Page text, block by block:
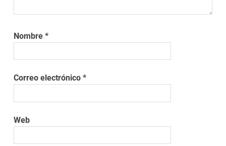
Nombre*
Correo electrónico*
Web